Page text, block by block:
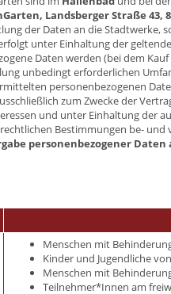
Landsberger Straße 43,
der Daten an die Stadtwerke,
unter Einhaltung der
Daten werden (bei dem
unbedingt erforderlichen
personenbezogenen
zum Zwecke der
und unter Einhaltung der
Bestimmungen be- und
personenbezogener Daten
Menschen mit
Kinder und Jugendliche
Menschen mit
Teilnehmer*Innen am